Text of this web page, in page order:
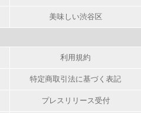
美味しい渋谷区
利用規約
特定商取引法に基づく表記
プレスリリース受付